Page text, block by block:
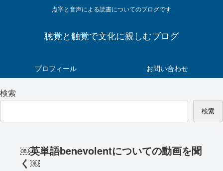
点字と音声による読書についてのブログです
聴覚と触覚で文化に親しむブログ
プロフィール お問い合わせ
検索
検索
￼英単語benevolentについての動画を聞
く￼